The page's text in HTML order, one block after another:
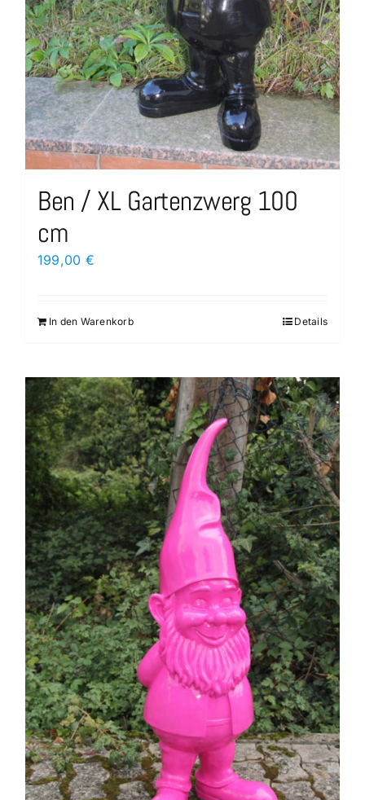
Ben / XL Gartenzwerg 100
cm
199,00 €
In den Warenkorb Details